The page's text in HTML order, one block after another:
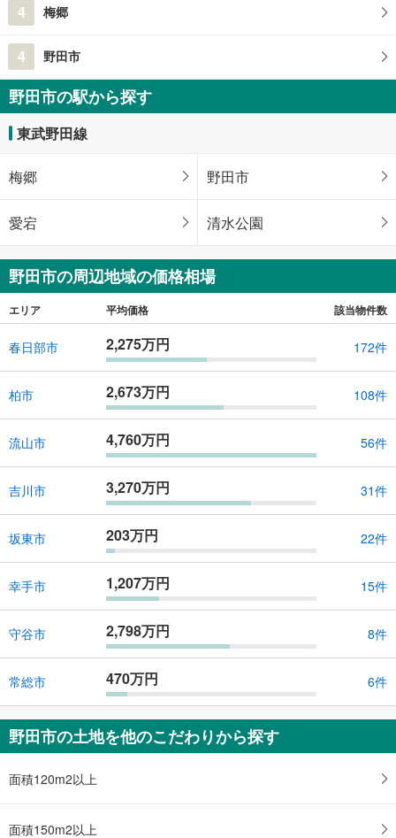
4 梅郷
4 野田市
野田市の駅から探す
東武野田線
梅郷 野田市
愛宕 清水公園
野田市の周辺地域の価格相場
エリア 平均価格 該当物件数
春日部市 2,275万円 172件
柏市 2,673万円 108件
流山市 4,760万円 56件
吉川市 3,270万円 31件
坂東市 203万円 22件
幸手市 1,207万円 15件
守谷市 2,798万円 8件
常総市 470万円 6件
野田市の土地を他のこだわりから探す
面積120m2以上
面積150m2以上